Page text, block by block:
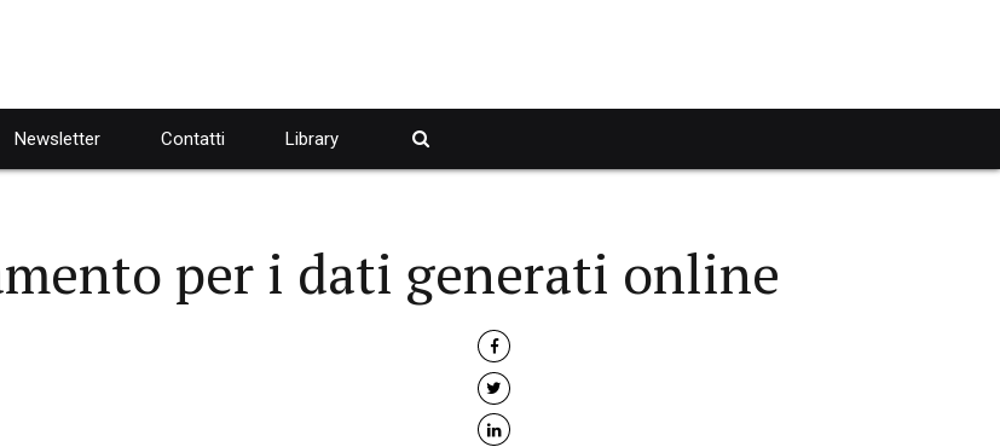
Newsletter Contatti Library
per i dati generati online